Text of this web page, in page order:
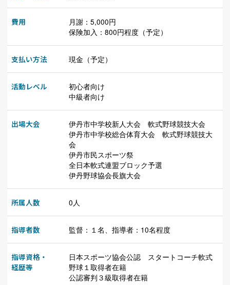
費用
月謝：5,000円
保険加入：800円程度（予定）
支払い方法 現金（予定）
活動レベル
初心者向け
中級者向け
出場大会
伊丹市中学校新人大会 軟式野球競技大会
伊丹市中学校総合体育大会 軟式野球競技大
会
伊丹市民スポーツ祭
全日本軟式連盟ブロック予選
伊丹野球協会長旗大会
所属人数 0人
指導者数 監督：１名、指導者：10名程度
指導資格・
経歴等
日本スポーツ協会公認 スタートコーチ軟式
野球１取得者在籍
公認審判３級取得者在籍